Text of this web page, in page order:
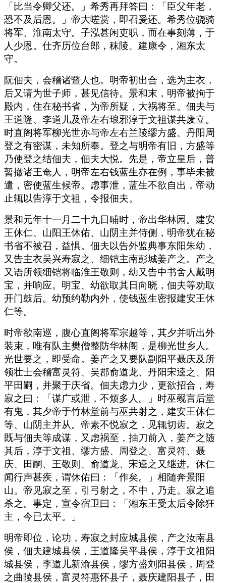
「比当令卿父还。」希秀再拜答曰：「臣父年老，
恐不及后恩。」帝大嗟赏，即召爰还。希秀位骁骑
将军、淮南太守。子泓甚闲吏职，而在事刻薄，于
人少恩。仕齐历位台郎，秣陵、建康令，湘东太
守。
阮佃夫，会稽诸暨人也。明帝初出合，选为主衣，
后又请为世子师，甚见信待。景和末，明帝被拘于
殿内，住在秘书省，为帝所疑，大祸将至。佃夫与
王道隆、李道儿及帝左右琅邪淳于文祖谋共废立。
时直阁将军柳光世亦与帝左右兰陵缪方盛、丹阳周
登之有密谋，未知所奉。登之与明帝有旧，方盛等
乃使登之结佃夫，佃夫大悦。先是，帝立皇后，普
暂撤诸王奄人，明帝左右钱蓝生亦在例，事毕未被
遣，密使蓝生候帝。虑事泄，蓝生不欲自出，帝动
止辄以告淳于文祖，令报佃夫。
景和元年十一月二十九日晡时，帝出华林园。建安
王休仁、山阳王休佑、山阴主并侍侧，明帝犹在秘
书省不被召，益惧。佃夫以告外监典事东阳朱幼，
又告主衣吴兴寿寂之、细铠主南彭城姜产之。产之
又语所领细铠将临淮王敬则，幼又告中书舍人戴明
宝，并响应。明宝、幼欲取其日向晓，佃夫等劝取
开门鼓后。幼预约勒内外，使钱蓝生密报建安王休
仁等。
时帝欲南巡，腹心直阁将军宗越等，其夕并听出外
装束，唯有队主樊僧整防华林阁，是柳光世乡人。
光世要之，即受命。姜产之又要队副阳平聂庆及所
领壮士会稽富灵符、吴郡俞道龙、丹阳宋逵之、阳
平田嗣，并聚于庆省。佃夫虑力少，更欲招合，寿
寂之曰：「谋广或泄，不烦多人。」时巫觋言后堂
有鬼，其夕帝于竹林堂前与巫共射之，建安王休仁
等、山阴主并从。帝素不悦寂之，见辄切齿。寂之
既与佃夫等成谋，又虑祸至，抽刀前入，姜产之随
其后，淳于文祖、缪方盛、周登之、富灵符、聂
庆、田嗣、王敬则、俞道龙、宋逵之又继进。休仁
闻行声甚疾，谓休佑曰：「作矣。」相随奔景阳
山。帝见寂之至，引弓射之，不中，乃走。寂之追
杀之。事定，宣令宿卫曰：「湘东王受太后令除狂
主，今已太平。」
明帝即位，论功，寿寂之封应城县侯，产之汝南县
侯，佃夫建城县侯，王道隆吴平县侯，淳于文祖阳
城县侯，李道儿新渝县侯，缪方盛刘阳县侯，周登
之曲陵县侯，富灵符惠怀县子，聂庆建阳县子，田